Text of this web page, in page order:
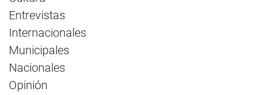
Entrevistas
Internacionales
Municipales
Nacionales
Opinión